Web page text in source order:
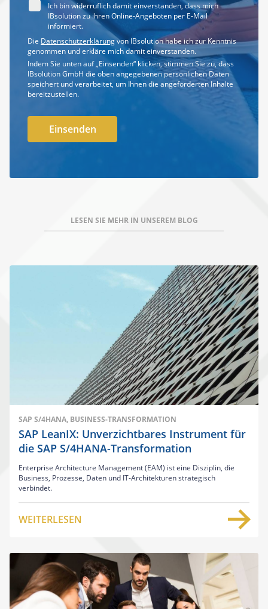
Ich bin widerruflich damit einverstanden, dass mich
IBsolution zu ihren Online-Angeboten per E-Mail
informiert.
Die Datenschutzerklärungvon IBsolution habe ich zur Kenntnis
genommen und erkläre mich damit einverstanden.
Indem Sie unten auf „Einsenden“ klicken, stimmen Sie zu, dass
IBsolution GmbH die oben angegebenen persönlichen Daten
speichert und verarbeitet, um Ihnen die angeforderten Inhalte
bereitzustellen.
LESEN SIE MEHR IN UNSEREM BLOG
SAP S/4HANA, BUSINESS-TRANSFORMATION
SAP LeanIX: Unverzichtbares Instrument für
die SAP S/4HANA-Transformation
Enterprise Architecture Management (EAM) ist eine Disziplin, die
Business, Prozesse, Daten und IT-Architekturen strategisch
verbindet.
WEITERLESEN